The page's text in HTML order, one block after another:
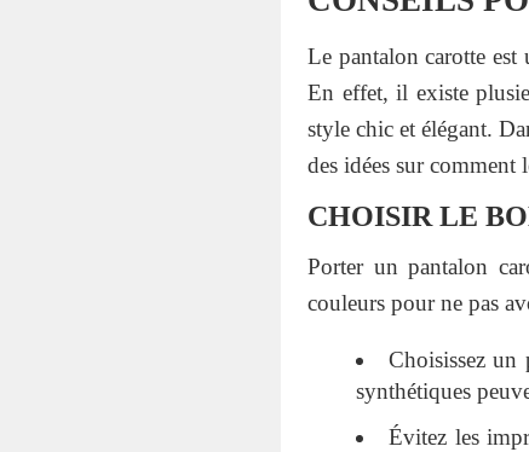
Le pantalon carotte
En effet, il existe
style chic et élégant.
des idées sur
CHOISIR LE
Porter un pantalon
couleurs pour ne pas
Choisissez un
synthétiques
Évitez les